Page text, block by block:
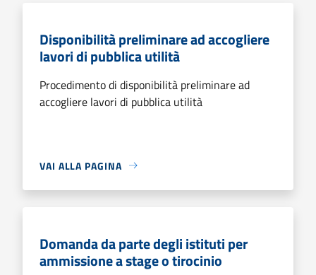
Disponibilità preliminare ad accogliere
lavori di pubblica utilità
Procedimento di disponibilità preliminare ad
accogliere lavori di pubblica utilità
VAI ALLA PAGINA
Domanda da parte degli istituti per
ammissione a stage o tirocinio